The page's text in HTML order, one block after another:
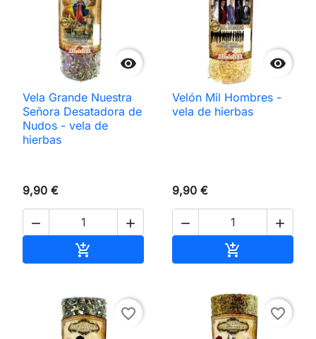

Vela Grande Nuestra
Señora Desatadora de
Nudos - vela de
hierbas
9,90 €
 


Velón Mil Hombres -
vela de hierbas
9,90 €
 

favorite_border favorite_border